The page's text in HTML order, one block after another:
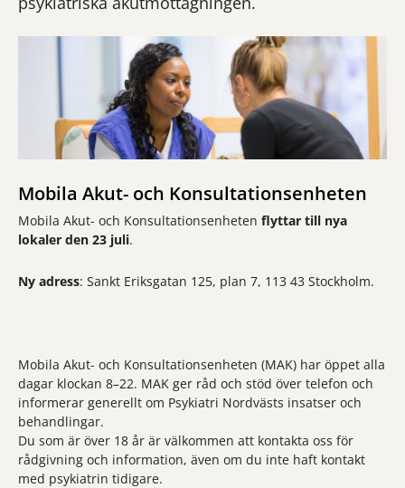
Mobila Akut- och Konsultationsenheten
Mobila Akut- och Konsultationsenheten flyttar till nya
lokaler den 23 juli.
Ny adress: Sankt Eriksgatan 125, plan 7, 113 43 Stockholm.
Mobila Akut- och Konsultationsenheten (MAK) har öppet alla
dagar klockan 8–22. MAK ger råd och stöd över telefon och
informerar generellt om Psykiatri Nordvästs insatser och
behandlingar.
Du som är över 18 år är välkommen att kontakta oss för
rådgivning och information, även om du inte haft kontakt
med psykiatrin tidigare.